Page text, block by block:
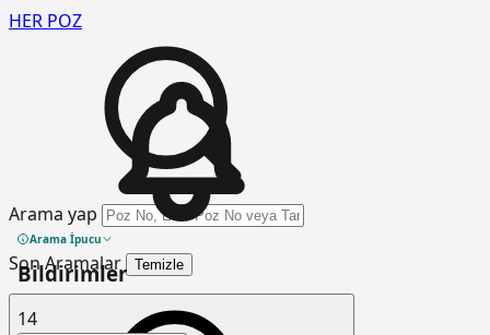
HER POZ
Arama yap
Arama İpucu
Son Aramalar Temizle
Bildirimler
14